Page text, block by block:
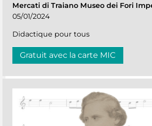
Mercati di Traiano Museo dei Fori
05/01/2024
Didactique pour tous
Gratuit avec la carte MIC